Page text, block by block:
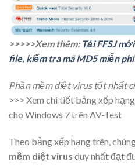
>>>>>Xem thêm: Tải FFSJ
file, kiểm tra mã MD5 miễn phí
Phần mềm diệt virus tốt nhất
>>> Xem chi tiết bảng xếp
cho Windows 7 trên AV-Test
Theo bảng xếp hạng trên,
mềm diệt virus duy nhất đạt